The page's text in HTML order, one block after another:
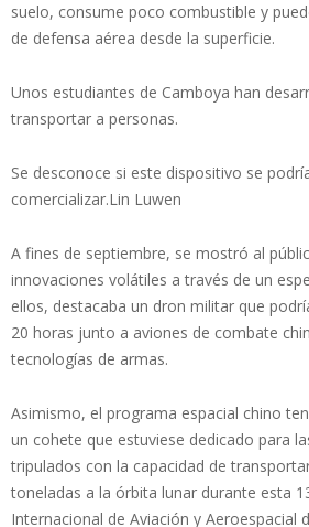
suelo, consume poco combustible y
de defensa aérea desde la superficie.
Unos estudiantes de Camboya han
transportar a personas.
Se desconoce si este dispositivo se
comercializar.Lin Luwen
A fines de septiembre, se mostró al
innovaciones volátiles a través de un
ellos, destacaba un dron militar que
20 horas junto a aviones de combate
tecnologías de armas.
Asimismo, el programa espacial chino
un cohete que estuviese dedicado para
tripulados con la capacidad de
toneladas a la órbita lunar durante esta
Internacional de Aviación y Aeroespacial